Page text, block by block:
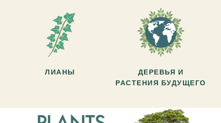
ЛИАНЫ
ДЕРЕВЬЯ И
РАСТЕНИЯ БУДУЩЕГО